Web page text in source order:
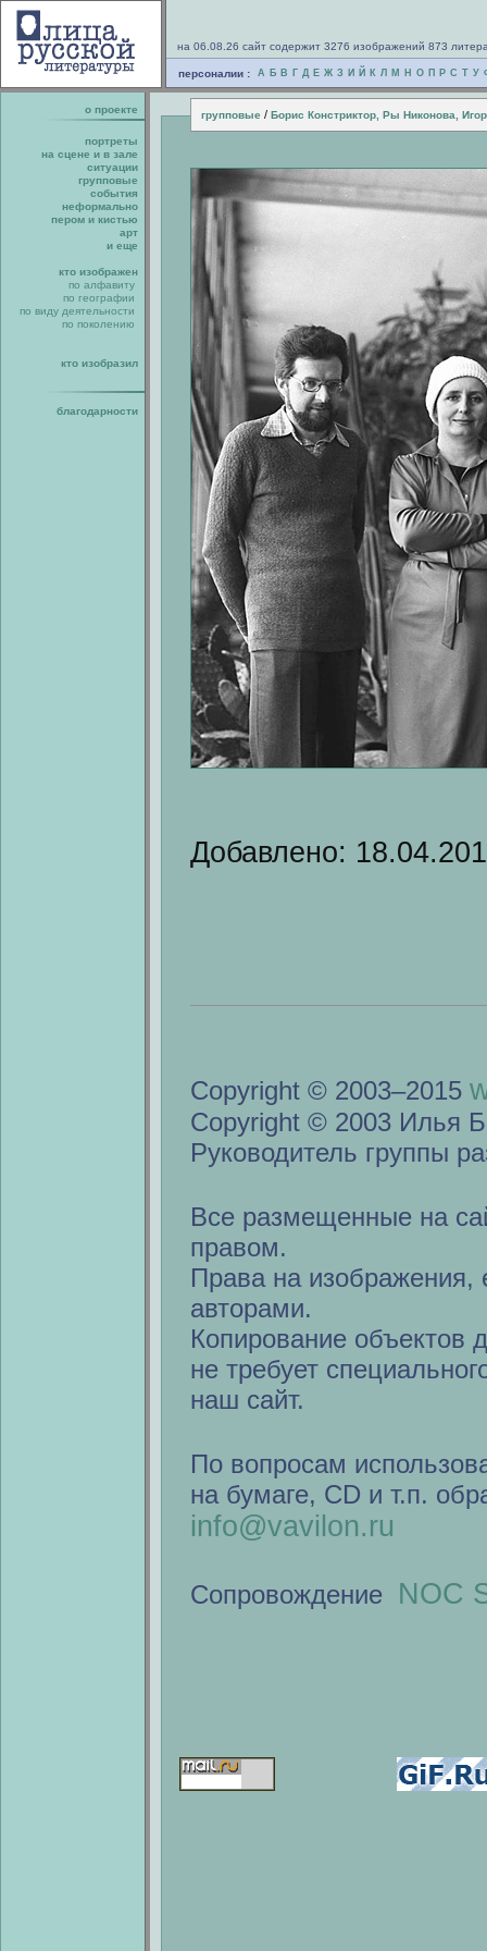
на 06.08.26 сайт содержит 3276 изображений 873
персоналии : А Б В Г Д Е Ж З И Й К Л М Н О П Р С Т У
о проекте групповые / Борис Констриктор, Ры Никонова,
портреты
на сцене и в зале
ситуации
групповые
события
неформально
пером и кистью
арт
и еще
кто изображен
по алфавиту
по географии
по виду деятельности
по поколению
кто изобразил
благодарности
Добавлено:
Copyright © 2003–2015
Copyright © 2003 Илья
Руководитель группы
Все размещенные на
правом.
Права на изображения,
авторами.
Копирование объектов
не требует
наш сайт.
По вопросам
на бумаге, CD и т.п.
info@vavilon.ru
Сопровождение NOC